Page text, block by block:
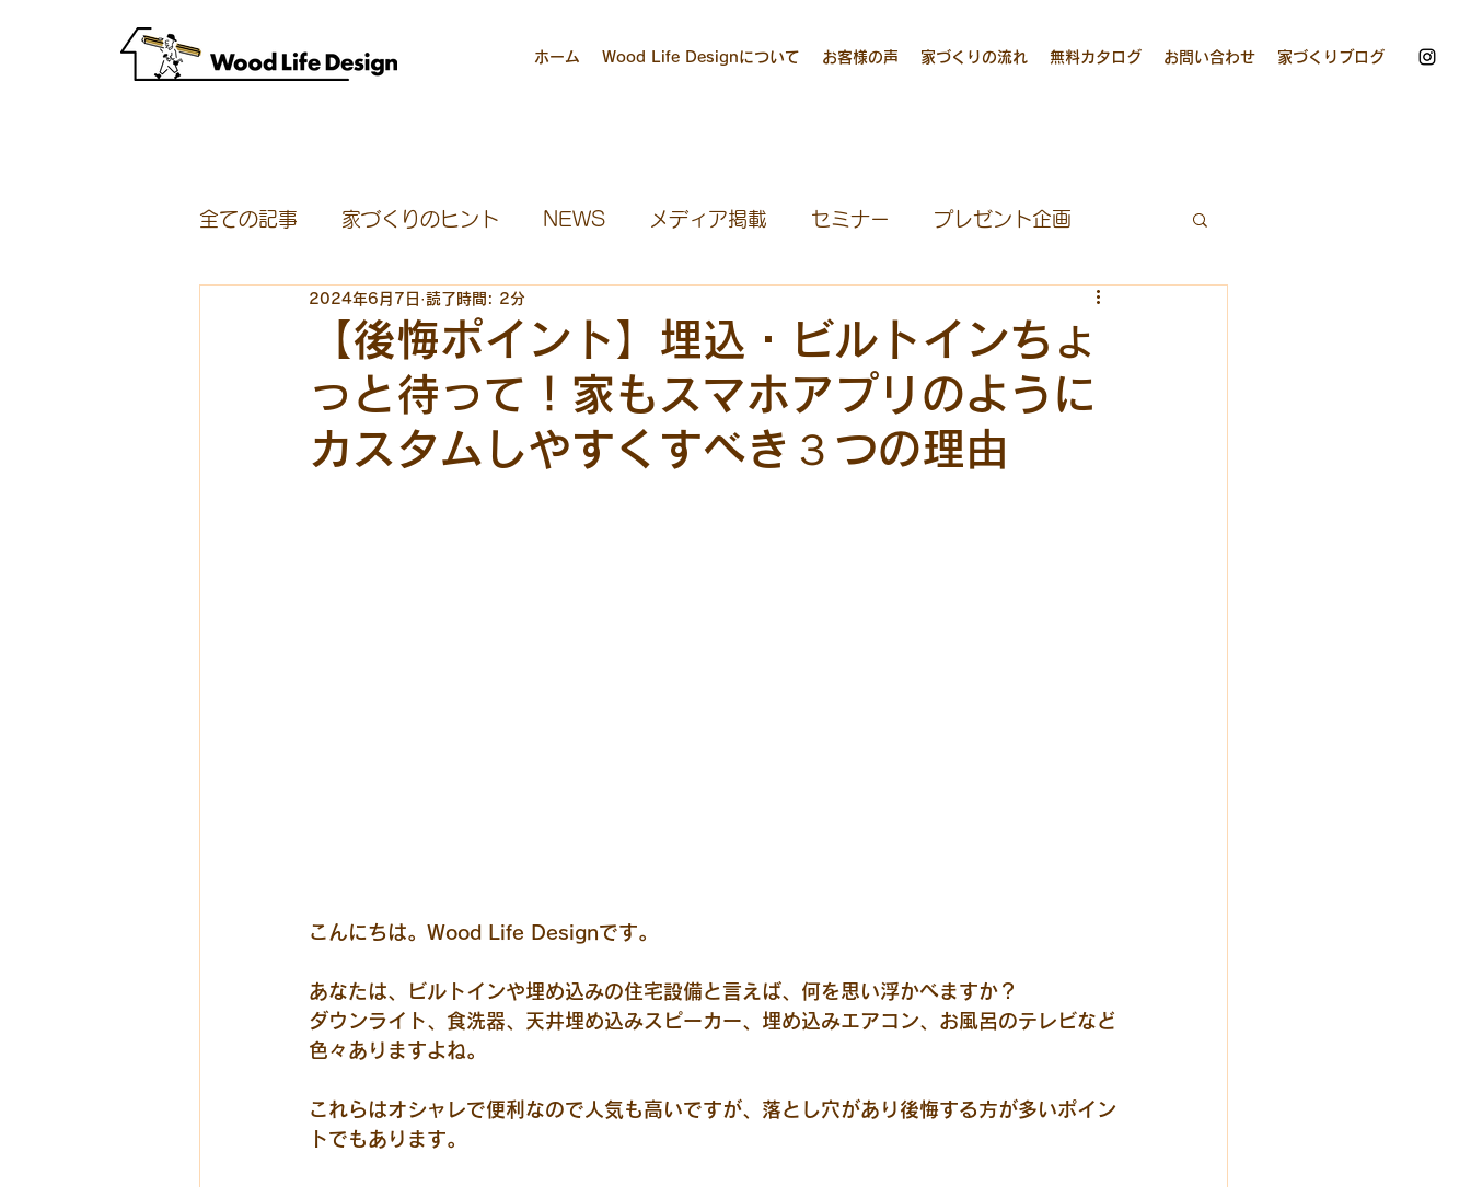
ホーム Wood Life Designについて お客様の声 家づくりの流れ 無料カタログ お問い合わせ 家づくりブログ
全ての記事 家づくりのヒント NEWS メディア掲載 セミナー プレゼント企画
スタッフ募集 モニターハウス募集 キッチンカー
イベント 半原宮大工集団
【後悔ポイント】埋込・ビルトインちょ
っと待って！家もスマホアプリのように
カスタムしやすくすべき３つの理由
2024年6月7日 読了時間: 2分
こんにちは。Wood Life Designです。
あなたは、ビルトインや埋め込みの住宅設備と言えば、何を思い浮かべますか？
ダウンライト、食洗器、天井埋め込みスピーカー、埋め込みエアコン、お風呂のテレビなど
色々ありますよね。
これらはオシャレで便利なので人気も高いですが、落とし穴があり後悔する方が多いポイン
トでもあります。